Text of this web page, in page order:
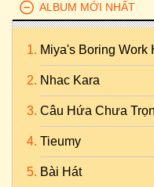
ALBUM MỚI NHẤT
Miya's Boring Work
Nhac Kara
Câu Hứa Chưa
Tieumy
Bài Hát